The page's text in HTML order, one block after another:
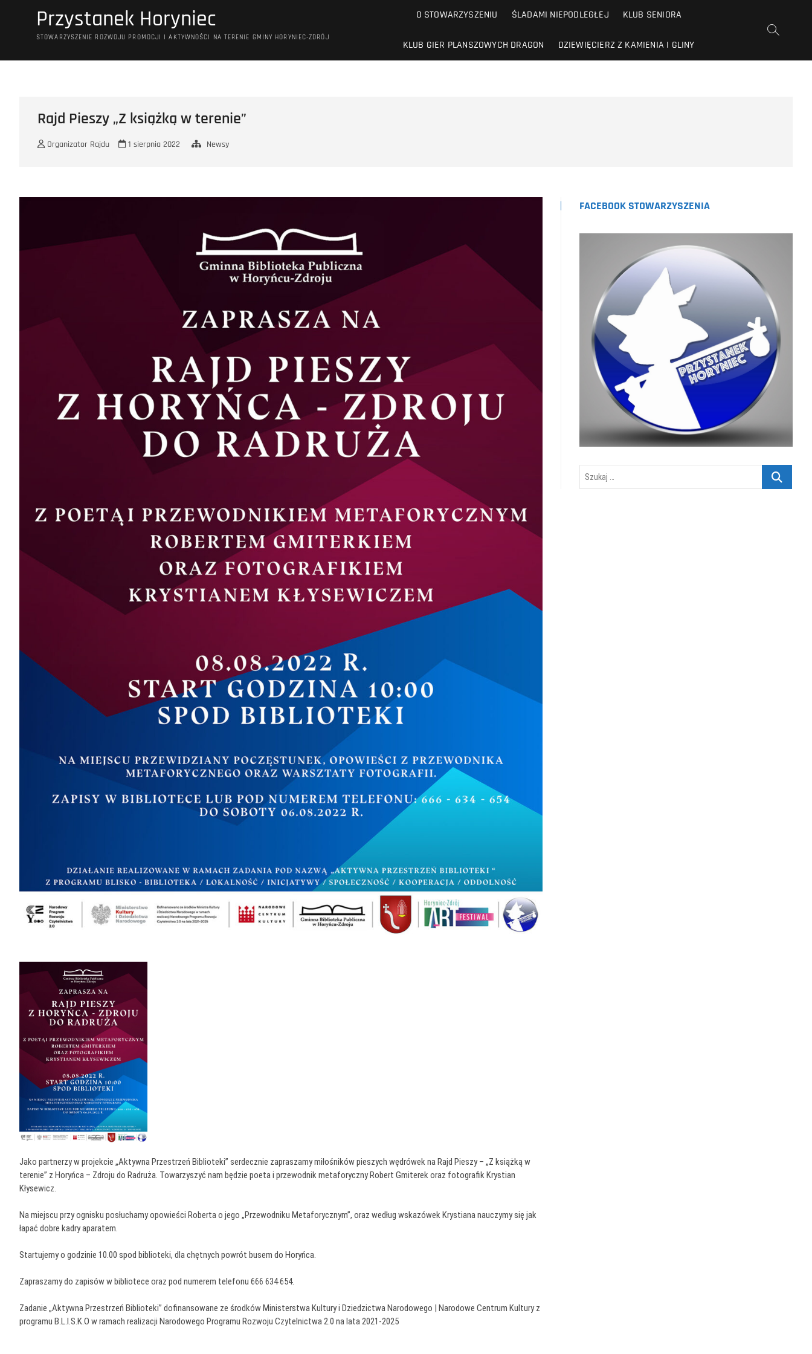
Przystanek Horyniec
STOWARZYSZENIE ROZWOJU PROMOCJI I AKTYWNOŚCI NA TERENIE GMINY HORYNIEC-ZDRÓJ
O STOWARZYSZENIU ŚLADAMI NIEPODLEGŁEJ KLUB SENIORA
KLUB GIER PLANSZOWYCH DRAGON DZIEWIĘCIERZ Z KAMIENIA I GLINY
Rajd Pieszy „Z książką w terenie”
Organizator Rajdu 1 sierpnia 2022 Newsy
Jako partnerzy w projekcie „Aktywna Przestrzeń Biblioteki” serdecznie zapraszamy miłośników pieszych wędrówek na Rajd Pieszy – „Z książką w
terenie” z Horyńca – Zdroju do Radruża. Towarzyszyć nam będzie poeta i przewodnik metaforyczny Robert Gmiterek oraz fotografik Krystian
Kłysewicz.
Na miejscu przy ognisku posłuchamy opowieści Roberta o jego „Przewodniku Metaforycznym”, oraz według wskazówek Krystiana nauczymy się jak
łapać dobre kadry aparatem.
Startujemy o godzinie 10.00 spod biblioteki, dla chętnych powrót busem do Horyńca.
Zapraszamy do zapisów w bibliotece oraz pod numerem telefonu 666 634 654.
Zadanie „Aktywna Przestrzeń Biblioteki” dofinansowane ze środków Ministerstwa Kultury i Dziedzictwa Narodowego | Narodowe Centrum Kultury z
programu B.L.I.S.K.O w ramach realizacji Narodowego Programu Rozwoju Czytelnictwa 2.0 na lata 2021-2025
FACEBOOK STOWARZYSZENIA
Szukaj